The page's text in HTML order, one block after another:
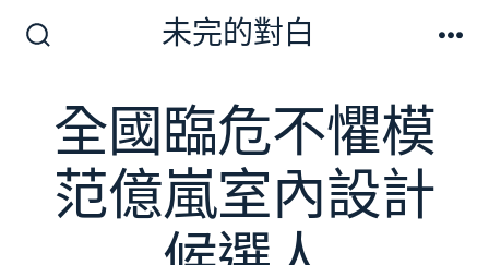
換
開
關
未完的對白
全國臨危不懼模
范億嵐室內設計